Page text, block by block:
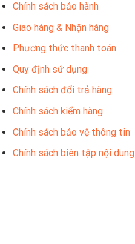
Chính sách bảo hành
Giao hàng & Nhận hàng
Phương thức thanh toán
Quy định sử dụng
Chính sách đổi trả hàng
Chính sách kiểm hàng
Chính sách bảo vệ thông tin
Chính sách biên tập nội dung